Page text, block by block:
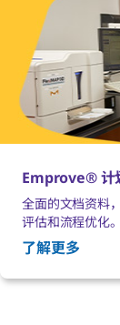
Emprove® 计
全面的文档资料
评估和流程优化。
了解更多